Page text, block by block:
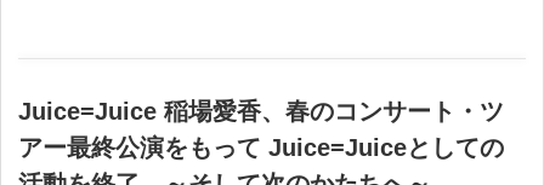
Juice=Juice 稲場愛香、春のコンサート・ツ
アー最終公演をもって Juice=Juiceとしての